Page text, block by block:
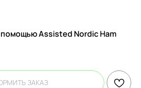
помощью Assisted Nordic Ham
ЗАКАЗ